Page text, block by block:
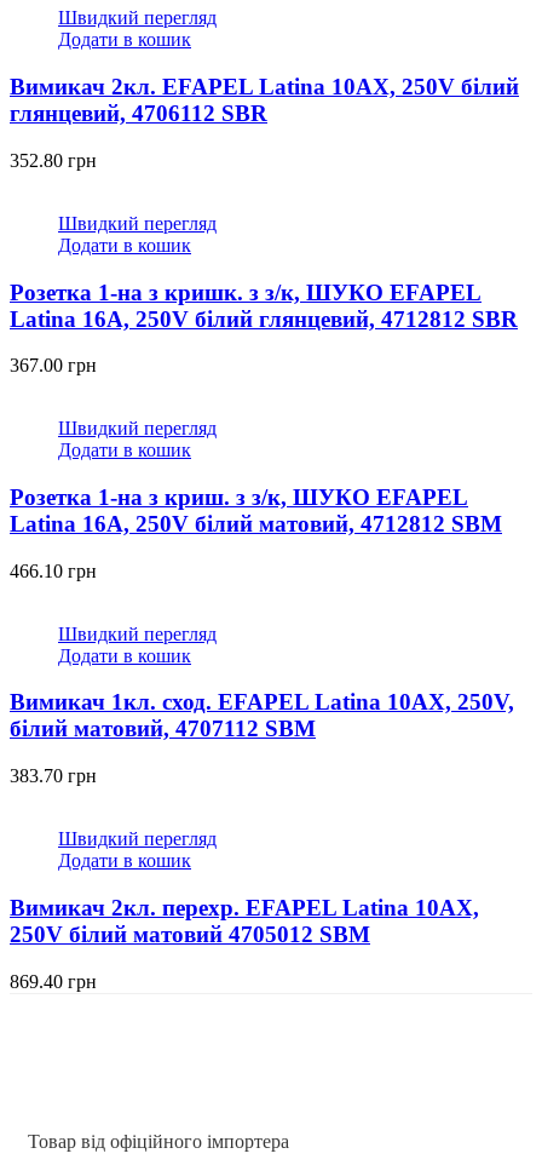
Швидкий перегляд
Додати в кошик
Вимикач 2кл. EFAPEL Latina 10АХ, 250V білий
глянцевий, 4706112 SBR
352.80 грн
Швидкий перегляд
Додати в кошик
Розетка 1-на з кришк. з з/к, ШУКО EFAPEL
Latina 16А, 250V білий глянцевий, 4712812 SBR
367.00 грн
Швидкий перегляд
Додати в кошик
Розетка 1-на з криш. з з/к, ШУКО EFAPEL
Latina 16А, 250V білий матовий, 4712812 SBM
466.10 грн
Швидкий перегляд
Додати в кошик
Вимикач 1кл. сход. EFAPEL Latina 10АХ, 250V,
білий матовий, 4707112 SBM
383.70 грн
Швидкий перегляд
Додати в кошик
Вимикач 2кл. перехр. EFAPEL Latina 10АХ,
250V білий матовий 4705012 SBM
869.40 грн
Товар від офіційного імпортера